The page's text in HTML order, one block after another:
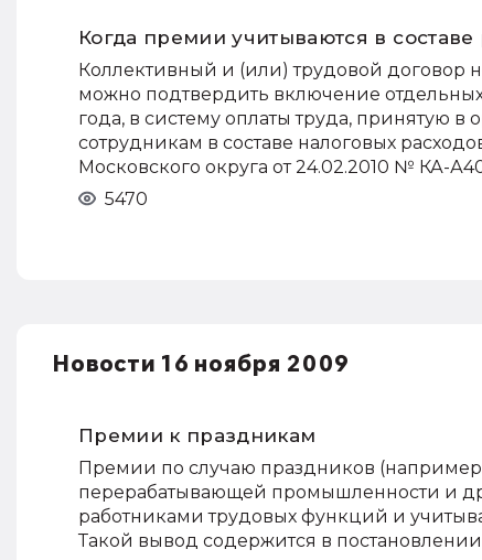
Когда премии учитываются в составе
Коллективный и (или) трудовой договор
можно подтвердить включение
года, в систему оплаты труда, принятую
сотрудникам в составе налоговых
Московского округа от 24.02.2010 № КА-
5470
Новости 16 ноября 2009
Премии к праздникам
Премии по случаю праздников
перерабатывающей промышленности и
работниками трудовых функций и
Такой вывод содержится в